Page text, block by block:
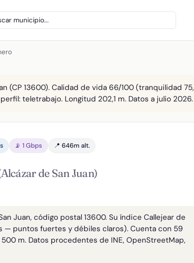
municipio...
(CP 13600). Calidad de vida 66/100 (tranquilidad 75,
teletrabajo. Longitud 202,1 m. Datos a julio 2026.
📡 1 Gbps 📍 646m alt.
de San Juan)
Juan, código postal 13600. Su índice Callejear de
— puntos fuertes y débiles claros). Cuenta con 59
m. Datos procedentes de INE, OpenStreetMap,